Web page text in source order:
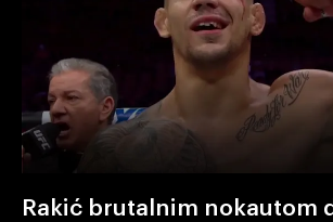
Rakić brutalnim nokautom